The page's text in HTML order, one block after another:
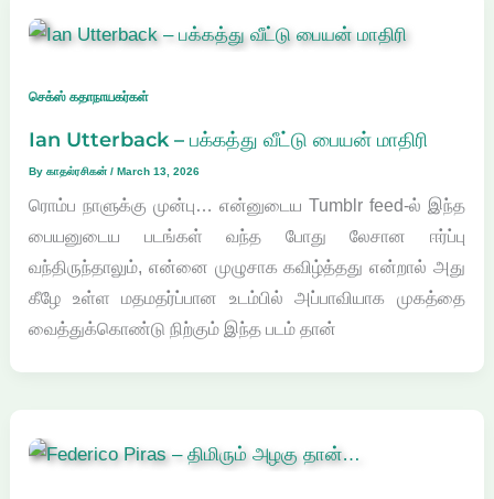
செக்ஸ் கதாநாயகர்கள்
Ian Utterback – பக்கத்து வீட்டு பையன் மாதிரி
Byகாதல்ரசிகன்/March 13, 2026
ரொம்ப நாளுக்கு முன்பு… என்னுடைய Tumblr feed-ல் இந்த
பையனுடைய படங்கள் வந்த போது லேசான ஈர்ப்பு
வந்திருந்தாலும், என்னை முழுசாக கவிழ்த்தது என்றால் அது
கீழே உள்ள மதமதர்ப்பான உடம்பில் அப்பாவியாக முகத்தை
வைத்துக்கொண்டு நிற்கும் இந்த படம் தான்